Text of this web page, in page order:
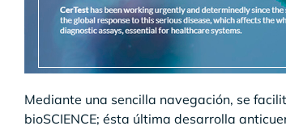
Mediante una sencilla navegación, se
bioSCIENCE; ésta última desarrolla